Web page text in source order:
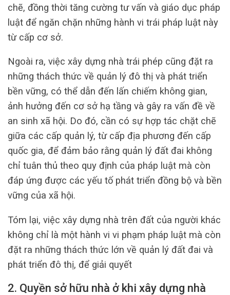
chẽ, đồng thời tăng cường tư vấn và giáo dục pháp
luật để ngăn chặn những hành vi trái pháp luật này
từ cấp cơ sở.
Ngoài ra, việc xây dựng nhà trái phép cũng đặt ra
những thách thức về quản lý đô thị và phát triển
bền vững, có thể dẫn đến lấn chiếm không gian,
ảnh hưởng đến cơ sở hạ tầng và gây ra vấn đề về
an sinh xã hội. Do đó, cần có sự hợp tác chặt chẽ
giữa các cấp quản lý, từ cấp địa phương đến cấp
quốc gia, để đảm bảo rằng quản lý đất đai không
chỉ tuân thủ theo quy định của pháp luật mà còn
đáp ứng được các yếu tố phát triển đồng bộ và bền
vững của xã hội.
Tóm lại, việc xây dựng nhà trên đất của người khác
không chỉ là một hành vi vi phạm pháp luật mà còn
đặt ra những thách thức lớn về quản lý đất đai và
phát triển đô thị, để giải quyết
2. Quyền sở hữu nhà ở khi xây dựng nhà